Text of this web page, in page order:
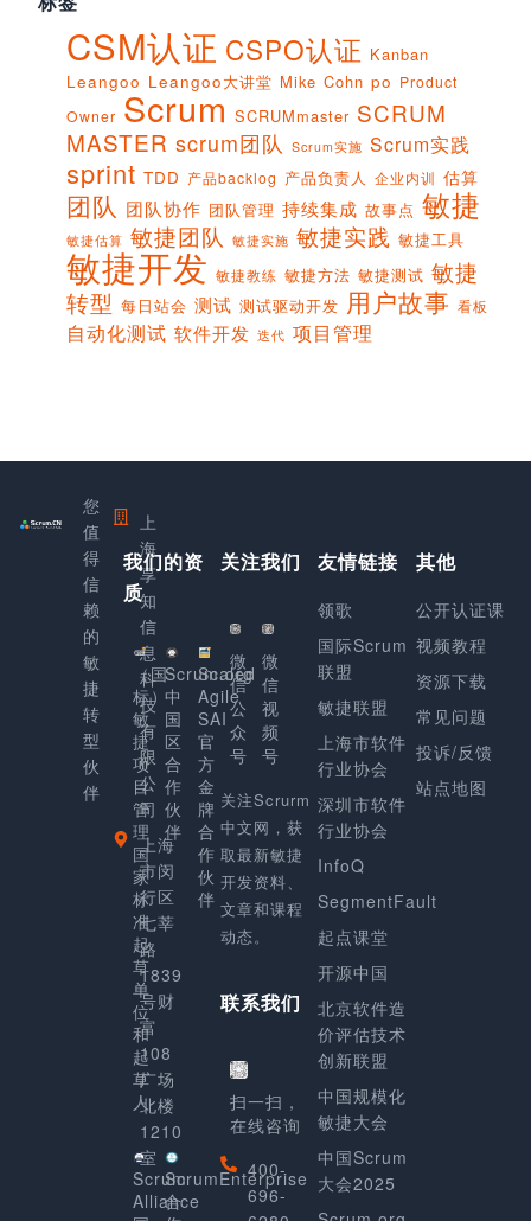
CSM认证 CSPO认证 Kanban
Leangoo Leangoo大讲堂 Mike Cohn po Product
Owner Scrum SCRUMmaster SCRUM
MASTER scrum团队 Scrum实施 Scrum实践
sprint TDD 产品backlog 产品负责人 企业内训 估算
团队 团队协作 团队管理 持续集成 故事点 敏捷
敏捷估算 敏捷团队 敏捷实施 敏捷实践 敏捷工具
敏捷开发 敏捷教练 敏捷方法 敏捷测试 敏捷
转型 每日站会 测试 测试驱动开发 用户故事 看板
自动化测试 软件开发 迭代 项目管理
您
值
得
信
赖
的
敏
捷
转
型
伙
伴
上
海
享
知
信
息
科
技
有
限
公
司
上海
市闵
行区
七莘
路
1839
号财
富
108
广场
北楼
1210
室
我们的资
质
（国
标）
敏
捷
项
目
管
理
国
家
标
准
起
草
单
位
和
起
草
人
Scrum.org
中
国
区
合
作
伙
伴
Scaled
Agile
SAI
官
方
金
牌
合
作
伙
伴
Scrum
Alliance
ScrumEnterprise
合
关注我们
微
信
公
众
号
微
信
视
频
号
关注Scrurm
中文网，获
取最新敏捷
开发资料、
文章和课程
动态。
联系我们
扫一扫，
在线咨询
400-
696-
友情链接
领歌
国际Scrum
联盟
敏捷联盟
上海市软件
行业协会
深圳市软件
行业协会
InfoQ
SegmentFault
起点课堂
开源中国
北京软件造
价评估技术
创新联盟
中国规模化
敏捷大会
中国Scrum
大会2025
其他
公开认证课
视频教程
资源下载
常见问题
投诉/反馈
站点地图